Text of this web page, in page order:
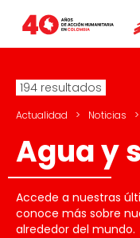
194 resultados
Actualidad > Noticias >
Agua y
Accede a nuestras
conoce más sobre
alrededor del mundo.